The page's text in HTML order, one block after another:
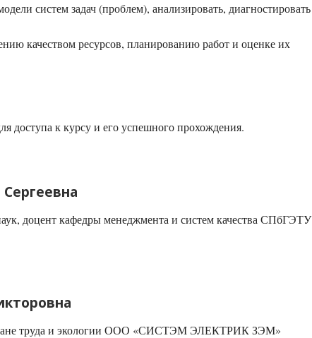
систем задач (проблем), анализировать, диагностировать
качеством ресурсов, планированию работ и оценке их
доступа к курсу и его успешного прохождения.
доцент кафедры менеджмента и систем качества СПбГЭТУ
труда и экологии ООО «СИСТЭМ ЭЛЕКТРИК ЗЭМ»